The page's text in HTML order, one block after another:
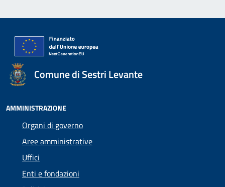
Comune di Sestri Levante
AMMINISTRAZIONE
Organi di governo
Aree amministrative
Uffici
Enti e fondazioni